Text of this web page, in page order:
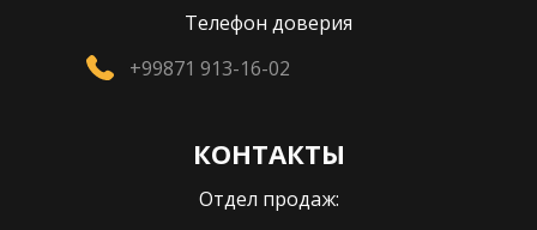
Телефон доверия
+99871 913-16-02
КОНТАКТЫ
Отдел продаж: